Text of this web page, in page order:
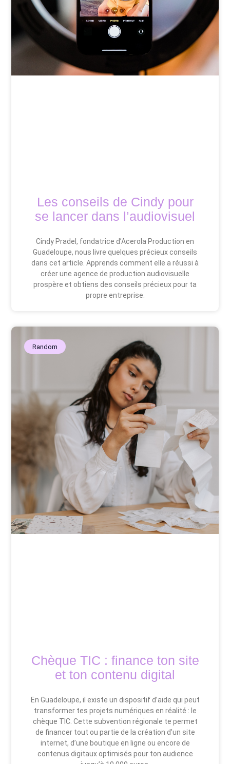
Les conseils de Cindy pour
se lancer dans l’audiovisuel
Cindy Pradel, fondatrice d’Acerola Production en
Guadeloupe, nous livre quelques précieux conseils
dans cet article. Apprends comment elle a réussi à
créer une agence de production audiovisuelle
prospère et obtiens des conseils précieux pour ta
propre entreprise.
Random
Chèque TIC : finance ton site
et ton contenu digital
En Guadeloupe, il existe un dispositif d’aide qui peut
transformer tes projets numériques en réalité : le
chèque TIC. Cette subvention régionale te permet
de financer tout ou partie de la création d’un site
internet, d’une boutique en ligne ou encore de
contenus digitaux optimisés pour ton audience